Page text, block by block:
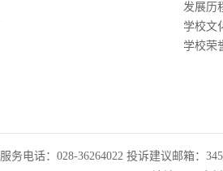
发展历
学校文
学校荣
服务电话：028-36264022 投诉建议邮箱：